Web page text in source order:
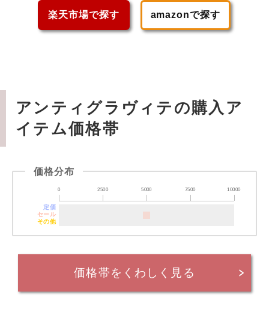
楽天市場で探す amazonで探す
アンティグラヴィテの購入ア
イテム価格帯
価格分布
0 2500 5000 7500 10000
定価
セール
その他
価格帯をくわしく見る